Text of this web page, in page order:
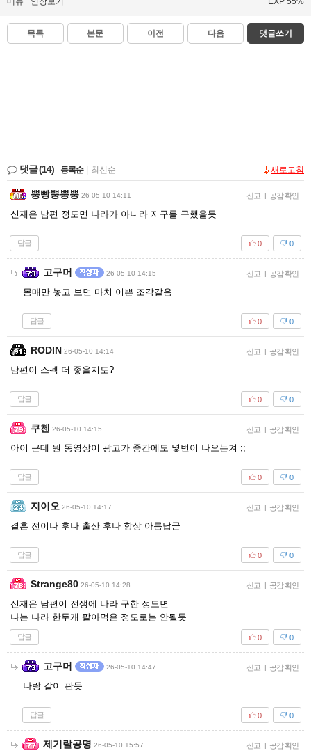
목록 본문 이전 다음 댓글쓰기
댓글(14) 등록순 최신순 새로고침
뿡빵뿡뿡뿡 26-05-10 14:11 신고 | 공감 확인
신재은 남편 정도면 나라가 아니라 지구를 구했을듯
답글 0
0
고구머 26-05-10 14:15 신고 | 공감 확인
몸매만 놓고 보면 마치 이쁜 조각같음
답글 0
0
RODIN 26-05-10 14:14 신고 | 공감 확인
남편이 스펙 더 좋을지도?
답글 0
0
쿠첸 26-05-10 14:15 신고 | 공감 확인
아이 근데 뭔 동영상이 광고가 중간에도 몇번이 나오는겨 ;;
답글 0
0
지이오 26-05-10 14:17 신고 | 공감 확인
결혼 전이나 후나 출산 후나 항상 아름답군
답글 0
0
Strange80 26-05-10 14:28 신고 | 공감 확인
신재은 남편이 전생에 나라 구한 정도면
나는 나라 한두개 팔아먹은 정도로는 안될듯
답글 0
0
고구머 26-05-10 14:47 신고 | 공감 확인
나랑 같이 판듯
답글 0
0
제기랄공명 26-05-10 15:57 신고 | 공감 확인